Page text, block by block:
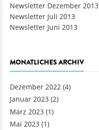
Newsletter Dezember 2013
Newsletter Juli 2013
Newsletter Juni 2013
MONATLICHES ARCHIV
Dezember 2022 (4)
Januar 2023 (2)
März 2023 (1)
Mai 2023 (1)